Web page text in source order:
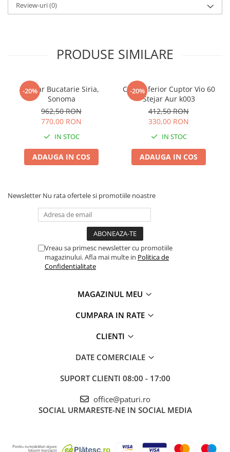
Review-uri(0)
PRODUSE SIMILARE
-20%
Coltar Bucatarie Siria,
Sonoma
962,50 RON
770,00 RON
IN STOC
ADAUGA IN COS
-20%
Corp Inferior Cuptor Vio 60
Stejar Aur k003
412,50 RON
330,00 RON
IN STOC
ADAUGA IN COS
Newsletter Nu rata ofertele si promotiile noastre
Vreau sa primesc newsletter cu promotiile
magazinului. Afla mai multe in Politica de
Confidentialitate
MAGAZINUL MEU
CUMPARA IN RATE
CLIENTI
DATE COMERCIALE
SUPORT CLIENTI 08:00 - 17:00
office@paturi.ro
SOCIAL URMARESTE-NE IN SOCIAL MEDIA